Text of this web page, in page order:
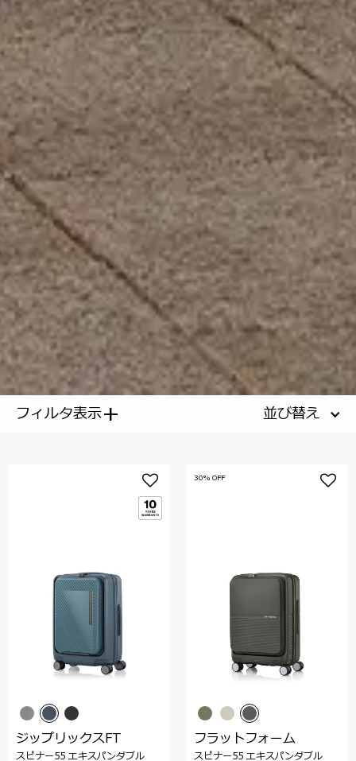
フィルタ表示+ 並び替え
ジップリックスFT
スピナー55 エキスパンダブル
30% OFF
フラットフォーム
スピナー55 エキスパンダブル